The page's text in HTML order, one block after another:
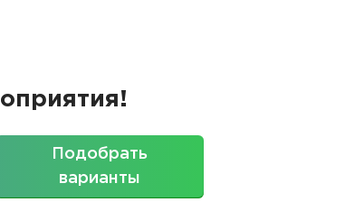
Подобрать
варианты